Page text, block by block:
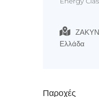
Ελλάδα
Παροχές